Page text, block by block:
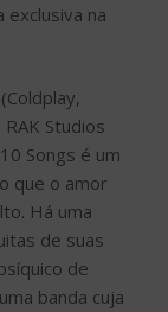
na
Studios
Songs é um
que o amor
Há uma
de suas
de
banda cuja